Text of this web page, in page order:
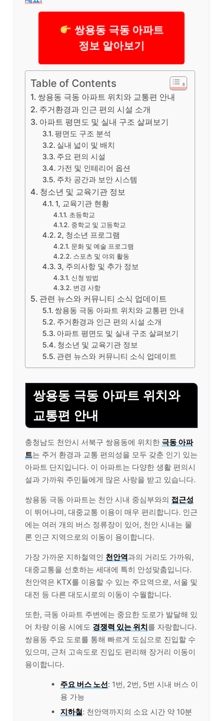
쌍용동 극동 아파트
정보 알아보기
Table of Contents
쌍용동 극동 아파트 위치와 교통편 안내
주거환경과 인근 편의 시설 소개
아파트 평면도 및 실내 구조 살펴보기
평면도 구조 분석
실내 넓이 및 배치
주요 편의 시설
가전 및 인테리어 옵션
주차 공간과 보안 시스템
청소년 및 교육기관 정보
1, 교육기관 현황
초등학교
중학교 및 고등학교
2, 청소년 프로그램
문화 및 예술 프로그램
스포츠 및 야외 활동
3, 주의사항 및 추가 정보
신청 방법
변경 사항
관련 뉴스와 커뮤니티 소식 업데이트
쌍용동 극동 아파트 위치와 교통편 안내
주거환경과 인근 편의 시설 소개
아파트 평면도 및 실내 구조 살펴보기
청소년 및 교육기관 정보
관련 뉴스와 커뮤니티 소식 업데이트
쌍용동 극동 아파트 위치와
교통편 안내
충청남도 천안시 서북구 쌍용동에 위치한 극동 아파
트는 주거 환경과 교통 편의성을 모두 갖춘 인기 있는
아파트 단지입니다. 이 아파트는 다양한 생활 편의시
설과 가까워 주민들에게 많은 사랑을 받고 있습니다.
쌍용동 극동 아파트는 천안 시내 중심부와의 접근성
이 뛰어나며, 대중교통 이용이 매우 편리합니다. 인근
에는 여러 개의 버스 정류장이 있어, 천안 시내는 물
론 인근 지역으로의 이동이 용이합니다.
가장 가까운 지하철역인 천안역과의 거리도 가까워,
대중교통을 선호하는 세대에 특히 안성맞춤입니다.
천안역은 KTX를 이용할 수 있는 주요역으로, 서울 및
대전 등 다른 대도시로의 이동이 수월합니다.
또한, 극동 아파트 주변에는 중요한 도로가 발달해 있
어 차량 이용 시에도 경쟁력 있는 위치를 자랑합니다.
쌍용동 주요 도로를 통해 빠르게 도심으로 진입할 수
있으며, 근처 고속도로 진입도 편리해 장거리 이동이
용이합니다.
주요 버스 노선: 1번, 2번, 5번 시내 버스 이
용 가능
지하철: 천안역까지의 소요 시간 약 10분